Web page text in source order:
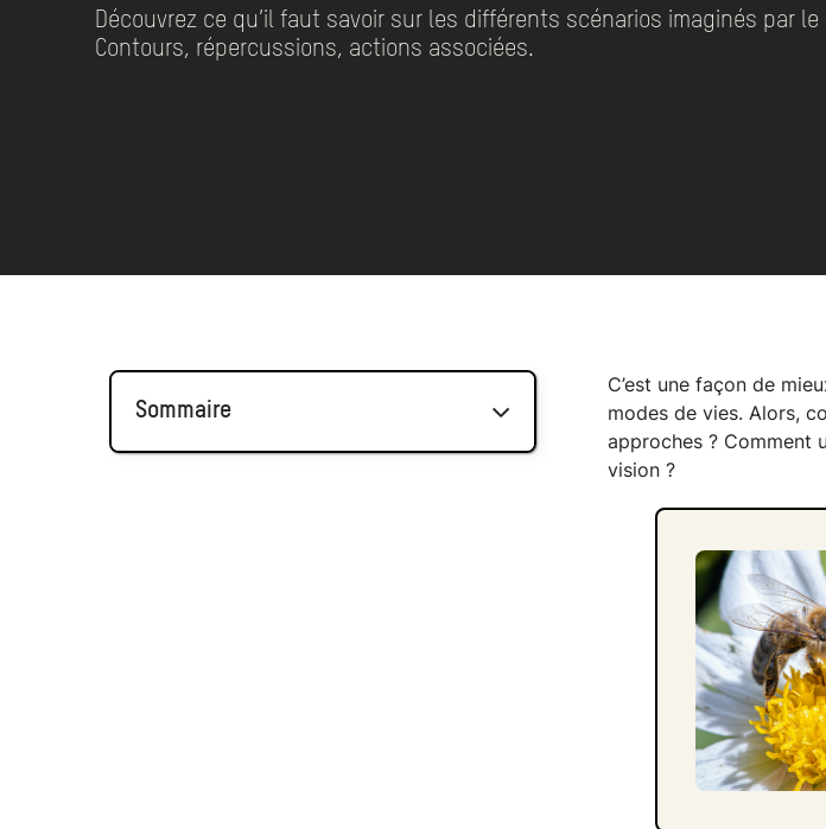
Découvrez ce qu’il faut savoir sur les différents scénarios imaginés par le
Contours, répercussions, actions associées.
Sommaire
C’est une façon de
modes de vies. Alors,
approches ? Comment
vision ?